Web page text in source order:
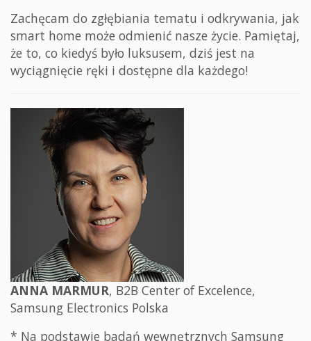
Zachęcam do zgłębiania tematu i odkrywania, jak
smart home może odmienić nasze życie. Pamiętaj,
że to, co kiedyś było luksusem, dziś jest na
wyciągnięcie ręki i dostępne dla każdego!
ANNA MARMUR, B2B Center of Excelence,
Samsung Electronics Polska
* Na podstawie badań wewnętrznych Samsung